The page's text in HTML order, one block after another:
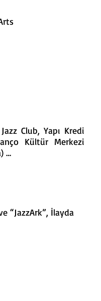
Club, Yapı Kredi
Kültür Merkezi
…
“JazzArk”, İlayda